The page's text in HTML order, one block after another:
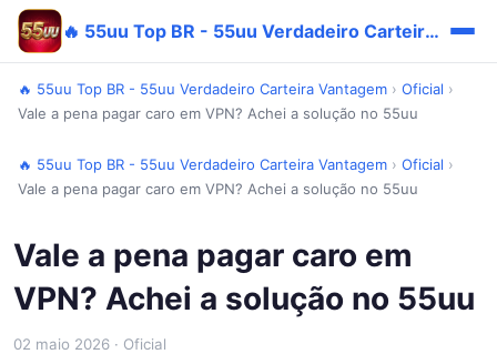
🔥 55uu Top BR - 55uu Verdadeiro Carteira Vantagem
🔥 55uu Top BR - 55uu Verdadeiro Carteira Vantagem › Oficial ›
Vale a pena pagar caro em VPN? Achei a solução no 55uu
🔥 55uu Top BR - 55uu Verdadeiro Carteira Vantagem › Oficial ›
Vale a pena pagar caro em VPN? Achei a solução no 55uu
Vale a pena pagar caro em
VPN? Achei a solução no 55uu
02 maio 2026 · Oficial